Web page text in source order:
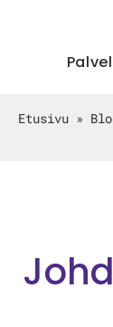
Etusivu»